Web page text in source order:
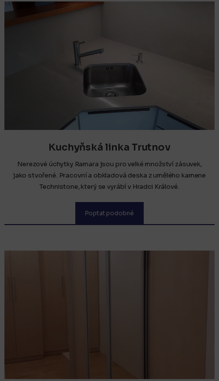
Kuchyňská linka Trutnov
Nerezové úchytky Ramara jsou pro velké množství zásuvek,
jako stvořené. Pracovní a obkladová deska z umělého kamene
Technistone, který se vyrábí v Hradci Králové.
Poptat podobné